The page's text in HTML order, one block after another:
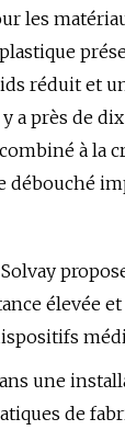
les
réduit et
a près de
à la
débouché
élevée
une
de